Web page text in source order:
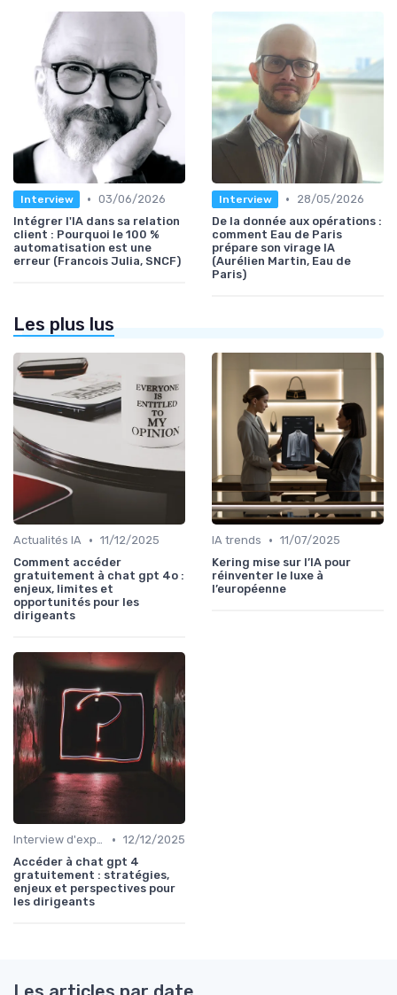
Interview • 03/06/2026
Intégrer l'IA dans sa relation
client : Pourquoi le 100 %
automatisation est une
erreur (Francois Julia, SNCF)
Interview •
28/05/2026
De la donnée aux opérations :
comment Eau de Paris
prépare son virage IA
(Aurélien Martin, Eau de
Paris)
Les plus lus
Actualités IA • 11/12/2025
Comment accéder
gratuitement à chat gpt 4o :
enjeux, limites et
opportunités pour les
dirigeants
IA trends • 11/07/2025
Kering mise sur l’IA pour
réinventer le luxe à
l’européenne
Interview d'expert • 12/12/2025
Accéder à chat gpt 4
gratuitement : stratégies,
enjeux et perspectives pour
les dirigeants